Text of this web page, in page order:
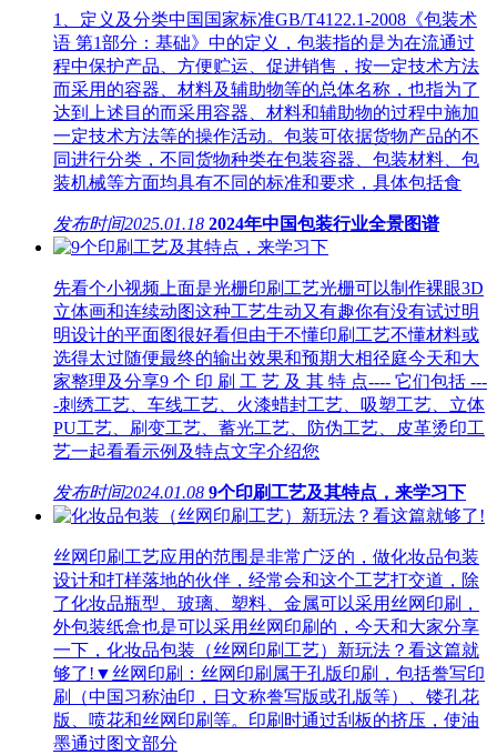
1、定义及分类中国国家标准GB/T4122.1-2008《包装术
语 第1部分：基础》中的定义，包装指的是为在流通过
程中保护产品、方便贮运、促进销售，按一定技术方法
而采用的容器、材料及辅助物等的总体名称，也指为了
达到上述目的而采用容器、材料和辅助物的过程中施加
一定技术方法等的操作活动。包装可依据货物产品的不
同进行分类，不同货物种类在包装容器、包装材料、包
装机械等方面均具有不同的标准和要求，具体包括食
发布时间2025.01.18 2024年中国包装行业全景图谱
先看个小视频上面是光栅印刷工艺光栅可以制作裸眼3D
立体画和连续动图这种工艺生动又有趣你有没有试过明
明设计的平面图很好看但由于不懂印刷工艺不懂材料或
选得太过随便最终的输出效果和预期大相径庭今天和大
家整理及分享9 个 印 刷 工 艺 及 其 特 点---- 它们包括 ---
-刺绣工艺、车线工艺、火漆蜡封工艺、吸塑工艺、立体
PU工艺、刷变工艺、蓄光工艺、防伪工艺、皮革烫印工
艺一起看看示例及特点文字介绍您
发布时间2024.01.08 9个印刷工艺及其特点，来学习下
丝网印刷工艺应用的范围是非常广泛的，做化妆品包装
设计和打样落地的伙伴，经常会和这个工艺打交道，除
了化妆品瓶型、玻璃、塑料、金属可以采用丝网印刷，
外包装纸盒也是可以采用丝网印刷的，今天和大家分享
一下，化妆品包装（丝网印刷工艺）新玩法？看这篇就
够了!▼丝网印刷：丝网印刷属于孔版印刷，包括誊写印
刷（中国习称油印，日文称誊写版或孔版等）、镂孔花
版、喷花和丝网印刷等。印刷时通过刮板的挤压，使油
墨通过图文部分